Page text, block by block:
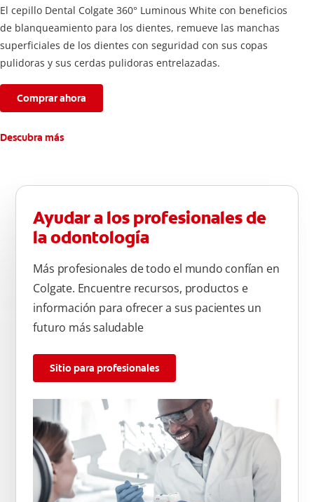
El cepillo Dental Colgate 360° Luminous White con beneficios
de blanqueamiento para los dientes, remueve las manchas
superficiales de los dientes con seguridad con sus copas
pulidoras y sus cerdas pulidoras entrelazadas.
Comprar ahora
Descubra más
Ayudar a los profesionales de
la odontología
Más profesionales de todo el mundo confían en
Colgate. Encuentre recursos, productos e
información para ofrecer a sus pacientes un
futuro más saludable
Sitio para profesionales